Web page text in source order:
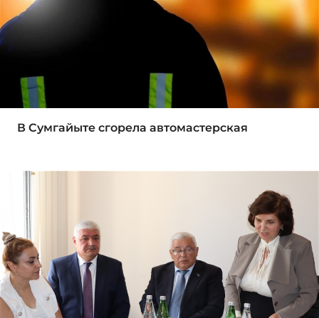
В Сумгайыте сгорела автомастерская